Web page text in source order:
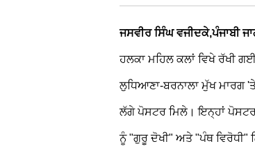
ਜਸਵੀਰ ਸਿੰਘ ਵਜੀਦਕੇ,ਪੰਜਾਬੀ
ਹਲਕਾ ਮਹਿਲ ਕਲਾਂ ਵਿਖੇ ਰੱਖੀ
ਲੁਧਿਆਣਾ-ਬਰਨਾਲਾ ਮੁੱਖ ਮਾਰਗ
ਲੱਗੇ ਪੋਸਟਰ ਮਿਲੇ। ਇਨ੍ਹਾਂ
ਨੂੰ "ਗੁਰੂ ਦੋਖੀ" ਅਤੇ "ਪੰਥ ਵਿਰੋਧੀ"